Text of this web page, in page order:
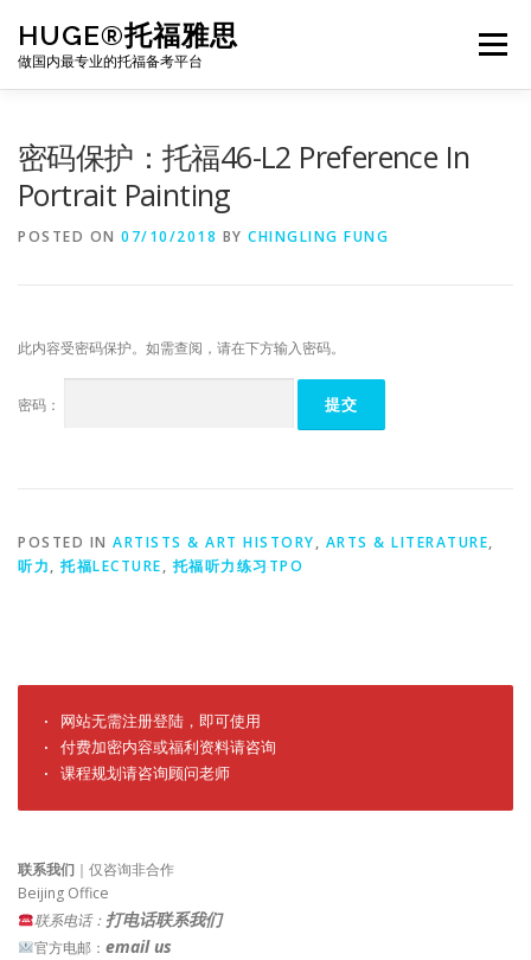
content
HUGE®托福雅思
做国内最专业的托福备考平台
Menu
密码保护：托福46-L2 Preference In
Portrait Painting
POSTED ON 07/10/2018 BY CHINGLING FUNG
此内容受密码保护。如需查阅，请在下方输入密码。
密码：
POSTED IN ARTISTS & ART HISTORY, ARTS & LITERATURE,
听力, 托福LECTURE, 托福听力练习TPO
· 网站无需注册登陆，即可使用
· 付费加密内容或福利资料请咨询
· 课程规划请咨询顾问老师
联系我们 ｜仅咨询非合作
Beijing Office
联系电话： 打电话联系我们
官方电邮： email us